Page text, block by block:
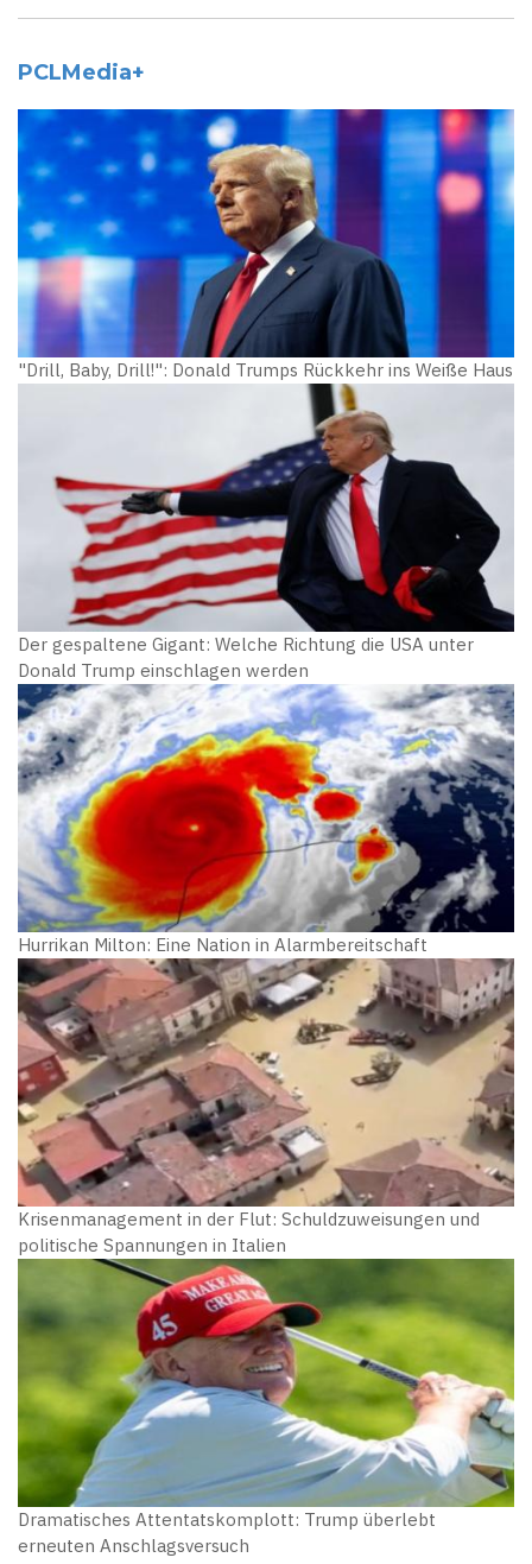
PCLMedia+
"Drill, Baby, Drill!": Donald Trumps Rückkehr ins Weiße Haus
Der gespaltene Gigant: Welche Richtung die USA unter
Donald Trump einschlagen werden
Hurrikan Milton: Eine Nation in Alarmbereitschaft
Krisenmanagement in der Flut: Schuldzuweisungen und
politische Spannungen in Italien
Dramatisches Attentatskomplott: Trump überlebt
erneuten Anschlagsversuch